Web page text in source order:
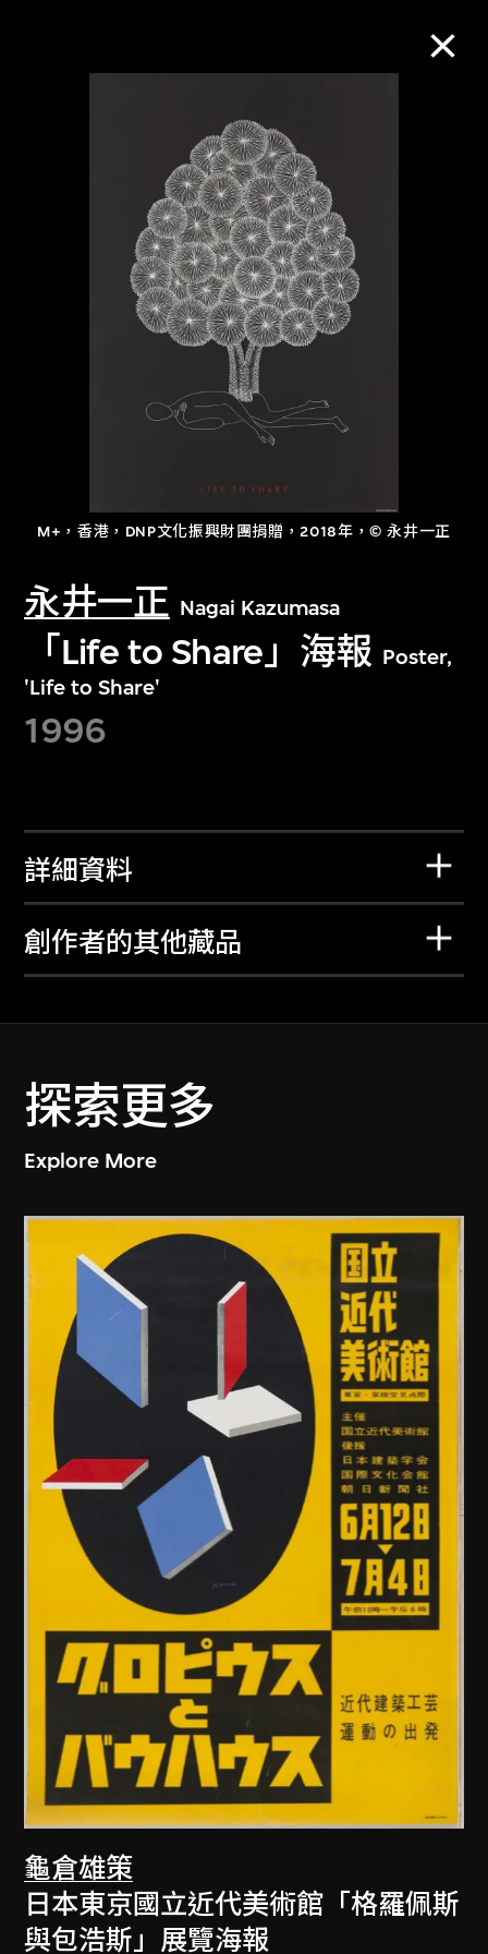
M+，香港，DNP文化振興財團捐贈，2018年，© 永井一正
永井一正 Nagai Kazumasa
「Life to Share」海報 Poster,
'Life to Share'
1996
詳細資料
創作者的其他藏品
探索更多
Explore More
龜倉雄策
日本東京國立近代美術館「格羅佩斯
與包浩斯」展覽海報
M+藏品
進一步篩選
關於M+藏品
探索世界頂級的二十及二十一世紀視覺